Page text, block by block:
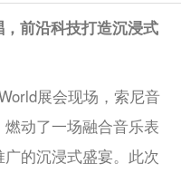
前沿科技打造沉浸式
展会现场，索尼音
燃动了一场融合音乐表
的沉浸式盛宴。此次